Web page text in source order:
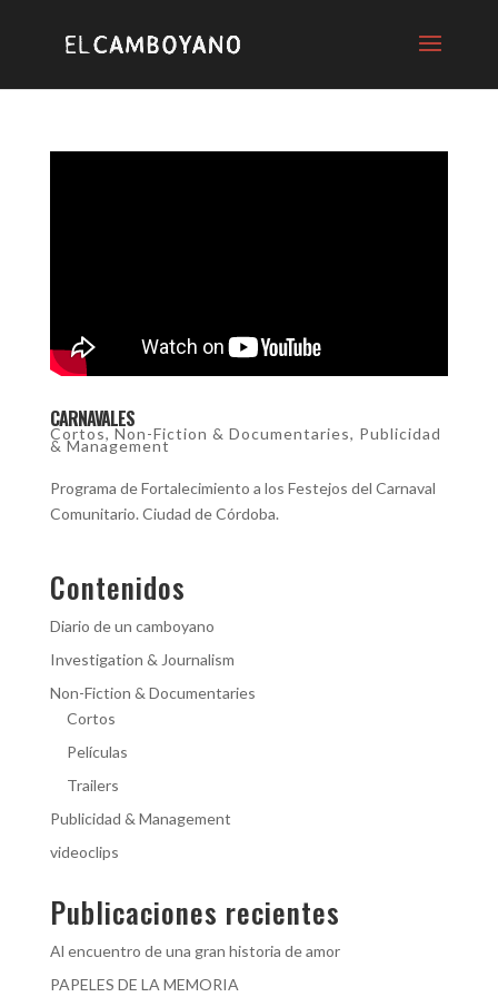
CARNAVALES
Cortos, Non-Fiction & Documentaries, Publicidad
& Management
Programa de Fortalecimiento a los Festejos del Carnaval
Comunitario. Ciudad de Córdoba.
Contenidos
Diario de un camboyano
Investigation & Journalism
Non-Fiction & Documentaries
Cortos
Películas
Trailers
Publicidad & Management
videoclips
Publicaciones recientes
Al encuentro de una gran historia de amor
PAPELES DE LA MEMORIA